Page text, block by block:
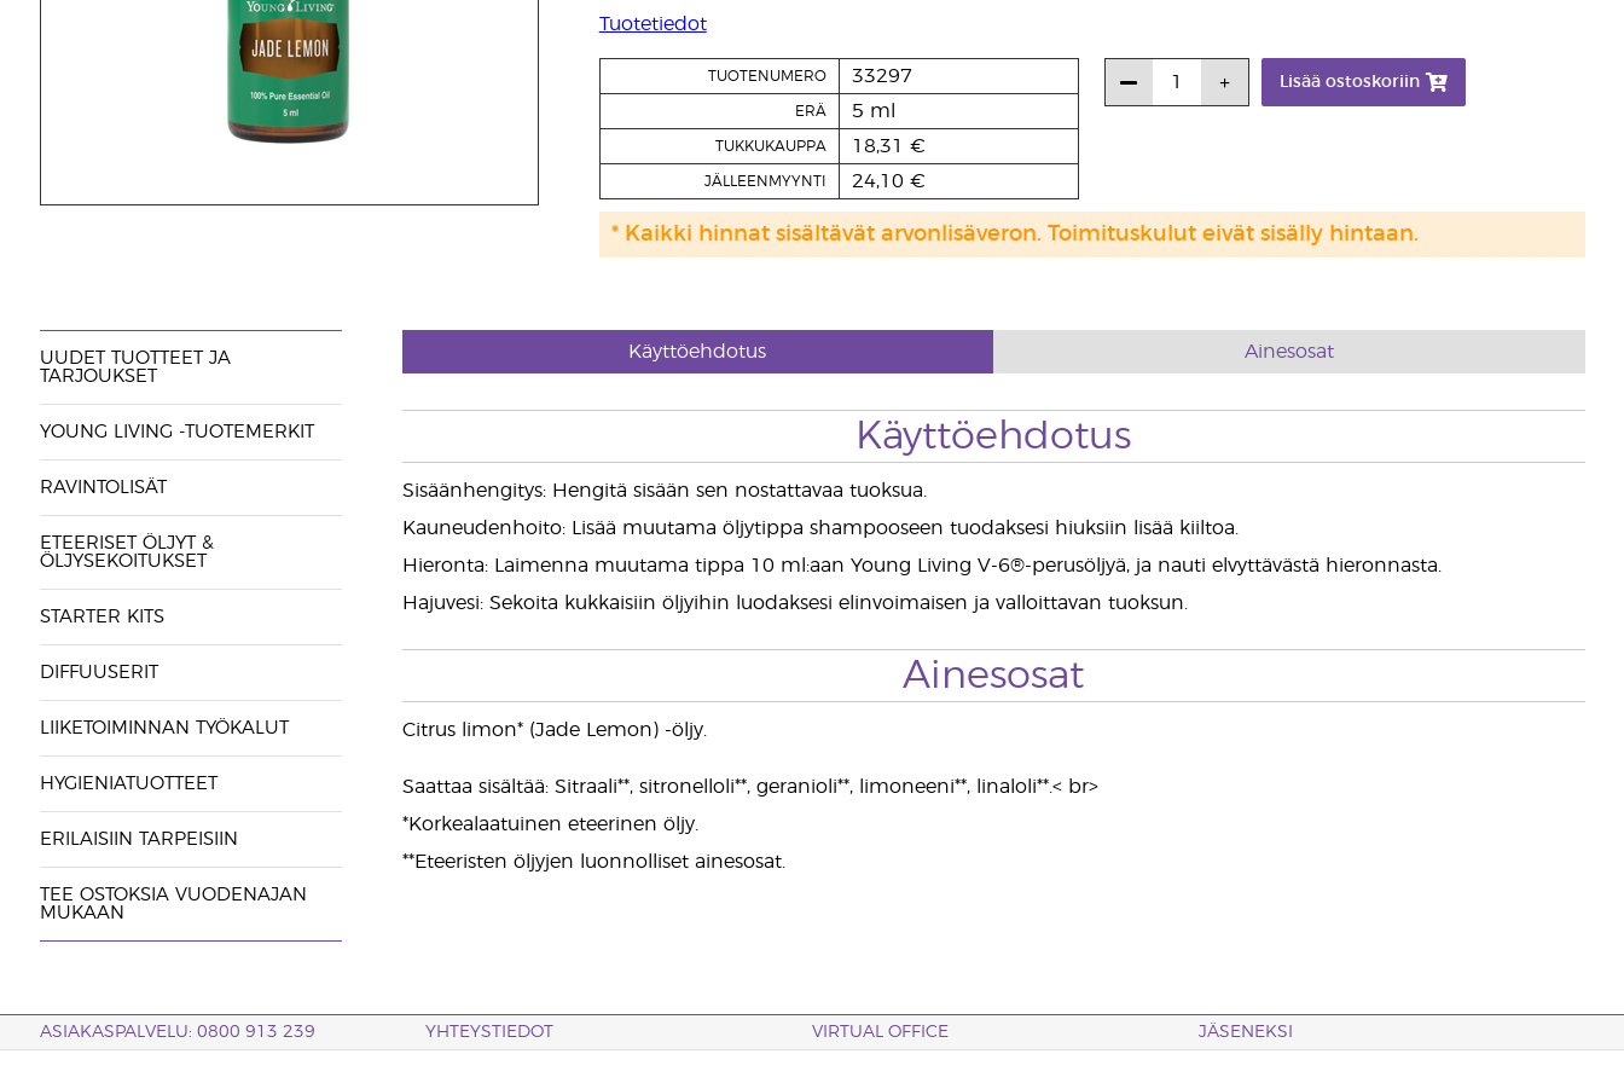
Tuotetiedot
TUOTENUMERO 33297
ERÄ 5 ml
TUKKUKAUPPA 18,31 €
JÄLLEENMYYNTI 24,10 €
Lisää ostoskoriin
* Kaikki hinnat sisältävät arvonlisäveron. Toimituskulut eivät sisälly hintaan.
UUDET TUOTTEET JA
TARJOUKSET
YOUNG LIVING -TUOTEMERKIT
RAVINTOLISÄT
ETEERISET ÖLJYT &
ÖLJYSEKOITUKSET
STARTER KITS
DIFFUUSERIT
LIIKETOIMINNAN TYÖKALUT
HYGIENIATUOTTEET
ERILAISIIN TARPEISIIN
TEE OSTOKSIA VUODENAJAN
MUKAAN
Käyttöehdotus Ainesosat
Käyttöehdotus
Sisäänhengitys: Hengitä sisään sen nostattavaa tuoksua.
Kauneudenhoito: Lisää muutama öljytippa shampooseen tuodaksesi hiuksiin lisää kiiltoa.
Hieronta: Laimenna muutama tippa 10 ml:aan Young Living V-6®-perusöljyä, ja nauti elvyttävästä hieronnasta.
Hajuvesi: Sekoita kukkaisiin öljyihin luodaksesi elinvoimaisen ja valloittavan tuoksun.
Ainesosat
Citrus limon* (Jade Lemon) -öljy.
Saattaa sisältää: Sitraali**, sitronelloli**, geranioli**, limoneeni**, linaloli**.< br>
*Korkealaatuinen eteerinen öljy.
**Eteeristen öljyjen luonnolliset ainesosat.
ASIAKASPALVELU: 0800 913 239 YHTEYSTIEDOT VIRTUAL OFFICE JÄSENEKSI